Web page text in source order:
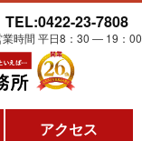
TEL:0422-23-7808
業時間 平日8：30 ― 19：00
アクセス